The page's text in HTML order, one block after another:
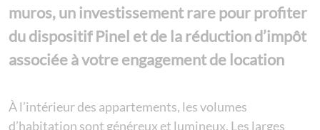
muros, un investissement rare pour profiter
du dispositif Pinel et de la réduction d’impôt
associée à votre engagement de location
À l’intérieur des appartements, les volumes
d’habitation sont généreux et lumineux. Les larges